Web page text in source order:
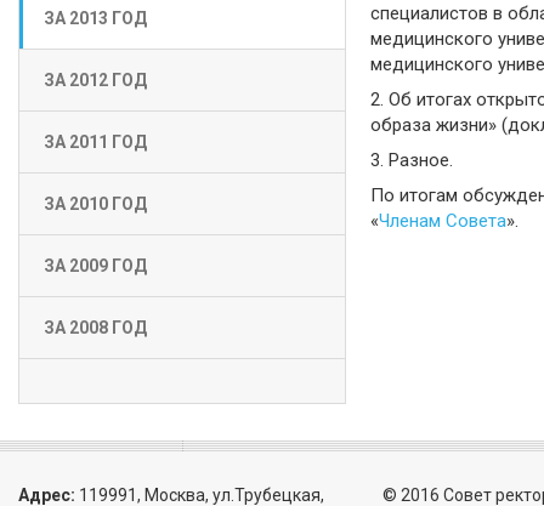
ЗА 2013 ГОД
ЗА 2012 ГОД
ЗА 2011 ГОД
ЗА 2010 ГОД
ЗА 2009 ГОД
ЗА 2008 ГОД
специалистов в
медицинского
медицинского
2. Об итогах
образа жизни»
3. Разное.
По итогам
«Членам Совета».
Адрес: 119991, Москва, ул.Трубецкая,
© 2016 Совет